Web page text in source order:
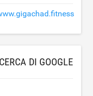
DI GOOGLE